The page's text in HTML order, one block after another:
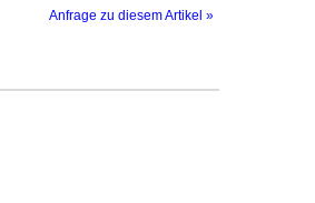
Anfrage zu diesem Artikel »